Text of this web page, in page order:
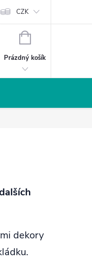
CZK
NÁKUPNÍ KOŠÍK
Prázdný košík
dekory